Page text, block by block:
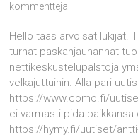
kommentteja
Hello taas arvoisat lukijat.
turhat paskanjauhannat
nettikeskustelupalstoja
velkajuttuihin. Alla pari
https://www.como.fi/
ei-varmasti-pida-
https://hymy.fi/uutiset/